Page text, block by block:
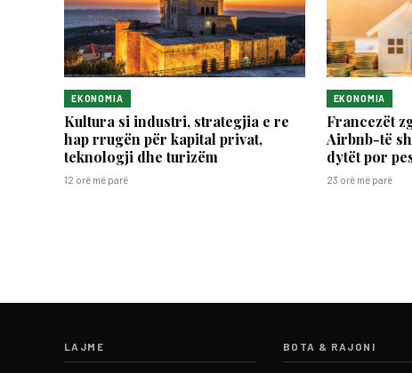
EKONOMIA
Kultura si industri, strategjia e re
hap rrugën për kapital privat,
teknologji dhe turizëm
12 orë më parë
EKONOMIA
Francezët
Airbnb-të
dytët por
23 orë më parë
LAJME BOTA & RAJONI